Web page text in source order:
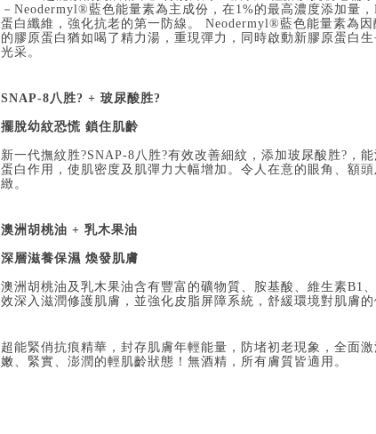
－Neodermyl®藍色能量素為主成份，在1%的最高濃度添加量
蛋白纖維，強化抗老的第一防線。 Neodermyl®藍色能量素為
的膠原蛋白猶如喝了精力湯，重現彈力，同時啟動新膠原蛋白
光采。
SNAP-8八胜? + 玻尿酸胜?
擺脫幼紋恐慌 鎖住肌齡
新一代撫紋胜?SNAP-8八胜?有效改善細紋，添加玻尿酸胜?，
蛋白作用，使肌密度及肌彈力大幅增加。令人在意的眼角、額
緻。
澳洲胡桃油 + 乳木果油
深層滋養保濕 煥發肌膚
澳洲胡桃油及乳木果油含有豐富的礦物質、胺基酸、維生素B1
效深入滋潤修護肌膚，並強化皮脂屏障系統，舒緩環境對肌膚的
超能緊俏抗痕精華，封存肌膚年輕能量，防堵初老現象，全面
嫩、緊實、澎潤的輕肌齡狀態！無酒精，所有膚質皆適用。